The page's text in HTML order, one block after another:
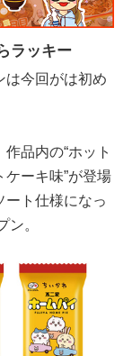
ラッキー
今回がは初め
品内の“ホット
ーキ味”が登場
ート仕様になっ
ン。